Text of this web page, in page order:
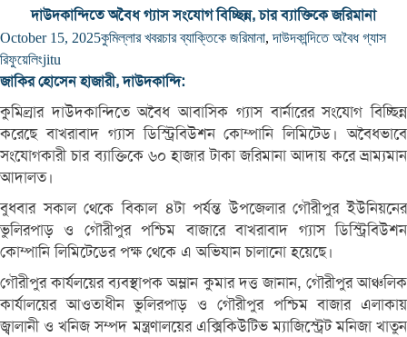
দাউদকান্দিতে অবৈধ গ্যাস সংযোগ বিচ্ছিন্ন, চার ব্যাক্তিকে জরিমানা
October 15, 2025কুমিল্লার খবরচার ব্যাক্তিকে জরিমানা,দাউদকান্দিতে অবৈধ গ্যাস
রিফুয়েলিংjitu
জাকির হোসেন হাজারী, দাউদকান্দি:
কুমিল্রার দাউদকান্দিতে অবৈধ আবাসিক গ্যাস বার্নারের সংযোগ বিচ্ছিন্ন
করেছে বাখরাবাদ গ্যাস ডিস্ট্রিবিউশন কোম্পানি লিমিটেড। অবৈধভাবে
সংযোগকারী চার ব্যাক্তিকে ৬০ হাজার টাকা জরিমানা আদায় করে ভ্রাম্যমান
আদালত।
বুধবার সকাল থেকে বিকাল ৪টা পর্যন্ত উপজেলার গৌরীপুর ইউনিয়নের
ভুলিরপাড় ও গৌরীপুর পশ্চিম বাজারে বাখরাবাদ গ্যাস ডিস্ট্রিবিউশন
কোম্পানি লিমিটেডের পক্ষ থেকে এ অভিযান চালানো হয়েছে।
গৌরীপুর কার্যলয়ের ব্যবস্থাপক অম্লান কুমার দত্ত জানান, গৌরীপুর আঞ্চলিক
কার্যালয়ের আওতাধীন ভুলিরপাড় ও গৌরীপুর পশ্চিম বাজার এলাকায়
জ্বালানী ও খনিজ সম্পদ মন্ত্রণালয়ের এক্সিকিউটিভ ম্যাজিস্ট্রেট মনিজা খাতুন